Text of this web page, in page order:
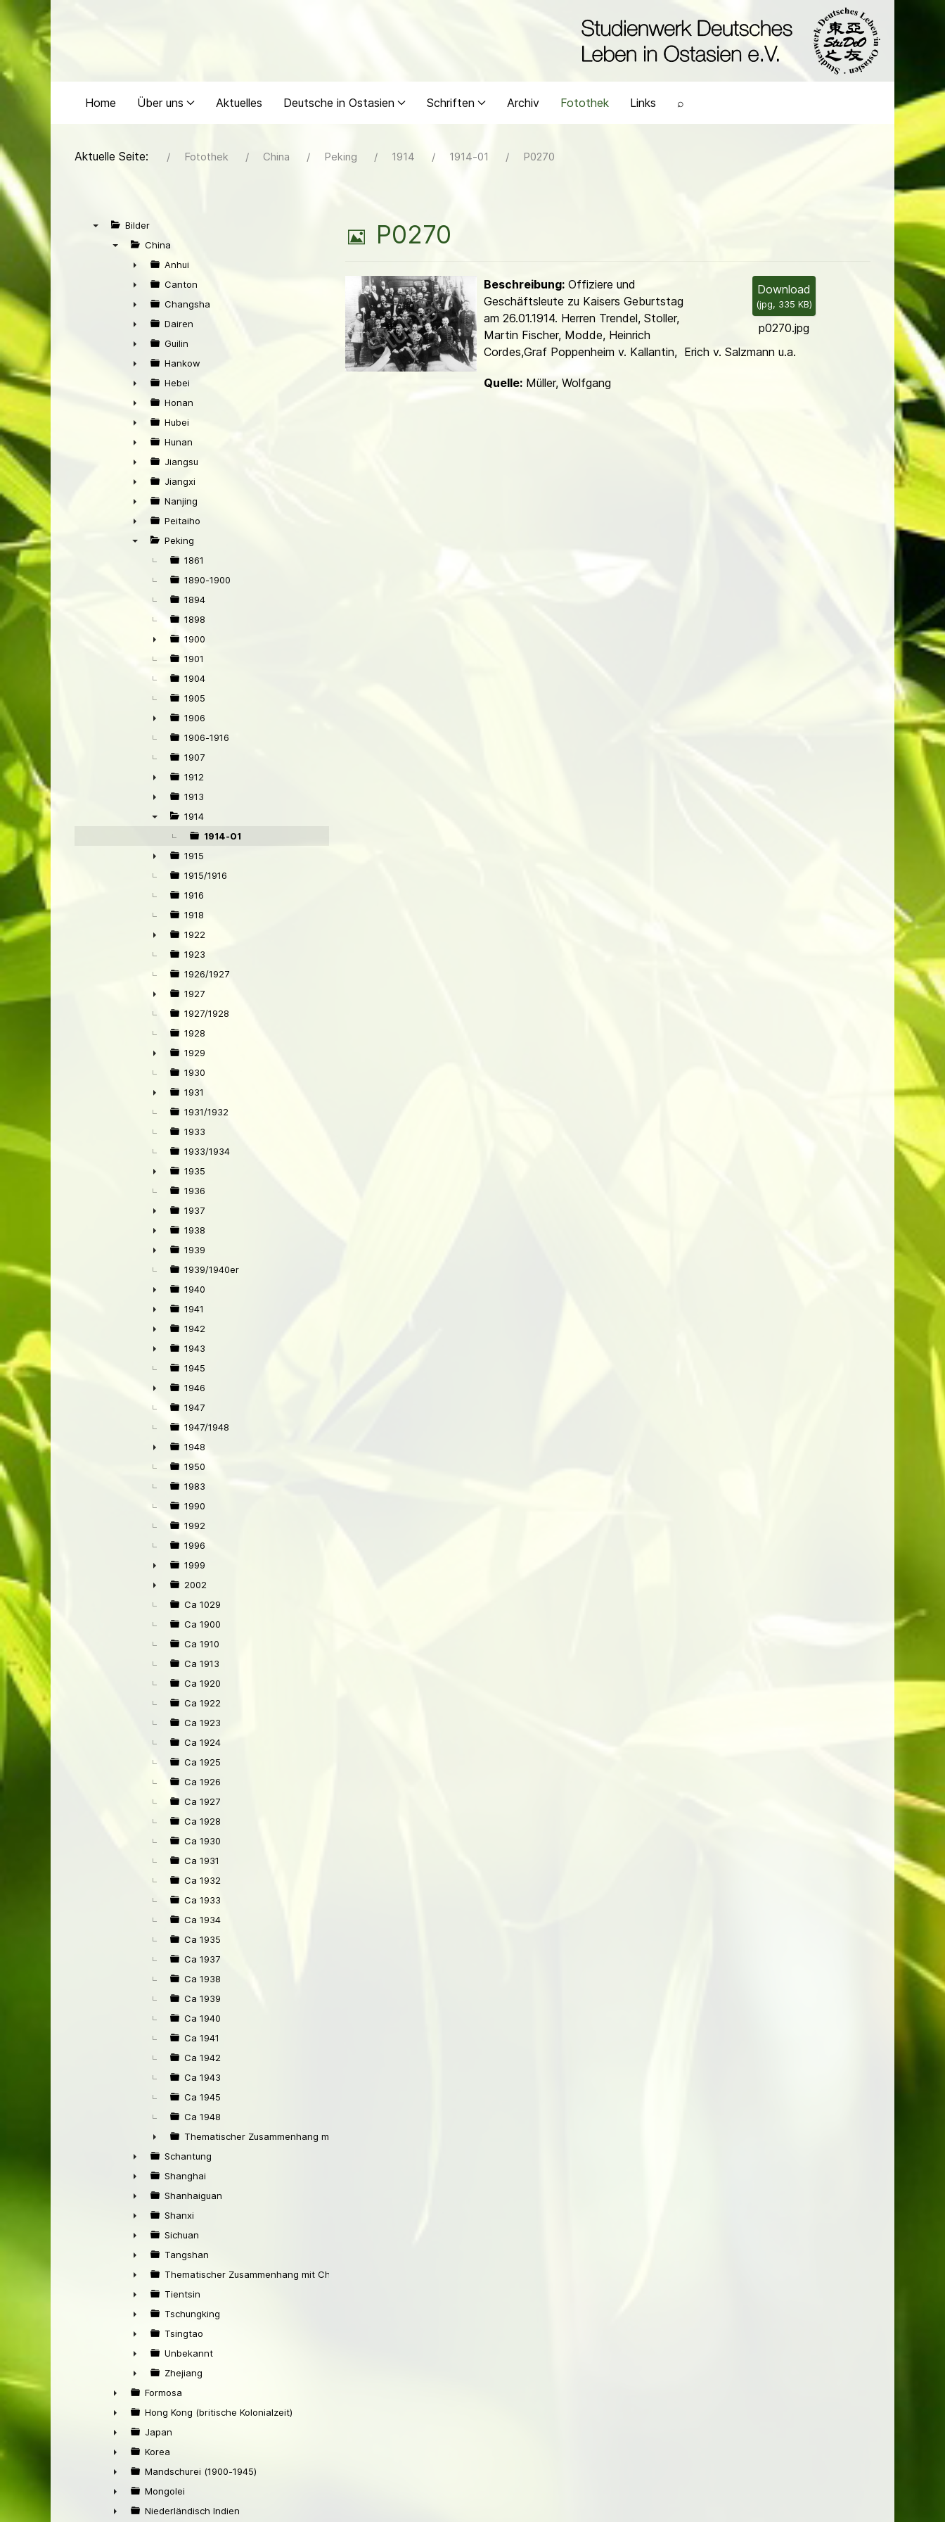
Home Über uns Aktuelles Deutsche in Ostasien Schriften Archiv Fotothek Links ⌕
Aktuelle Seite: Fotothek China Peking 1914 1914-01 P0270
Bilder
China
►
Anhui
►
Canton
►
Changsha
►
Dairen
►
Guilin
►
Hankow
►
Hebei
►
Honan
►
Hubei
►
Hunan
►
Jiangsu
►
Jiangxi
►
Nanjing
►
Peitaiho
Peking
1861
1890-1900
1894
1898
►
1900
1901
1904
1905
►
1906
1906-1916
1907
►
1912
►
1913
1914
1914-01
►
1915
1915/1916
1916
1918
►
1922
1923
1926/1927
►
1927
1927/1928
1928
►
1929
1930
►
1931
1931/1932
1933
1933/1934
►
1935
1936
►
1937
►
1938
►
1939
1939/1940er
►
1940
►
1941
►
1942
►
1943
1945
►
1946
1947
1947/1948
►
1948
1950
1983
1990
1992
1996
►
1999
►
2002
Ca 1029
Ca 1900
Ca 1910
Ca 1913
Ca 1920
Ca 1922
Ca 1923
Ca 1924
Ca 1925
Ca 1926
Ca 1927
Ca 1928
Ca 1930
Ca 1931
Ca 1932
Ca 1933
Ca 1934
Ca 1935
Ca 1937
Ca 1938
Ca 1939
Ca 1940
Ca 1941
Ca 1942
Ca 1943
Ca 1945
Ca 1948
►
Thematischer Zusammenhang mit Peking
►
Schantung
►
Shanghai
►
Shanhaiguan
►
Shanxi
►
Sichuan
►
Tangshan
►
Thematischer Zusammenhang mit China
►
Tientsin
►
Tschungking
►
Tsingtao
►
Unbekannt
►
Zhejiang
►
Formosa
►
Hong Kong (britische Kolonialzeit)
►
Japan
►
Korea
►
Mandschurei (1900-1945)
►
Mongolei
Niederländisch Indien
B
l
d
P0270
Download
(jpg, 335 KB)
p0270.jpg
Beschreibung:Offiziere und
Geschäftsleute zu Kaisers Geburtstag
am 26.01.1914. Herren Trendel, Stoller,
Martin Fischer, Modde, Heinrich
Cordes,Graf Poppenheim v. Kallantin, Erich v. Salzmann u.a.
Quelle:Müller, Wolfgang